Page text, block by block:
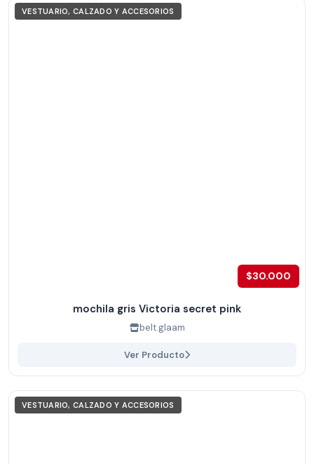
VESTUARIO, CALZADO Y ACCESORIOS
$30.000
mochila gris Victoria secret pink
belt.glaam
Ver Producto
VESTUARIO, CALZADO Y ACCESORIOS